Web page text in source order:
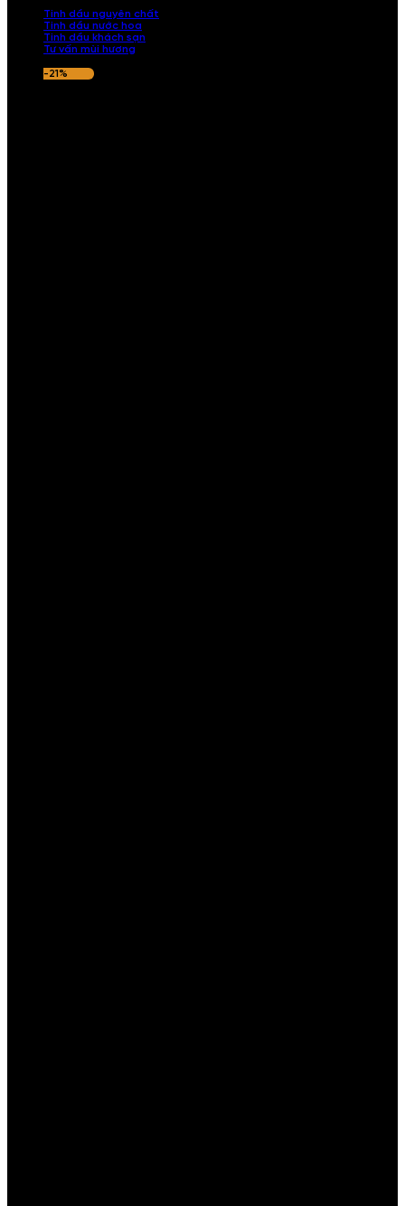
Tinh dầu nguyên chất
Tinh dầu nước hoa
Tinh dầu khách sạn
Tư vấn mùi hương
-21%